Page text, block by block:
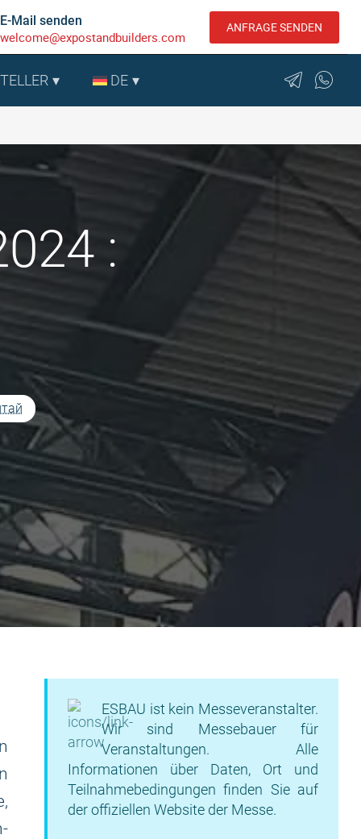
E-Mail senden
welcome@expostandbuilders.com
ANFRAGE SENDEN
DE
:
ESBAU ist kein Messeveranstalter.
Wir sind Messebauer für
Veranstaltungen. Alle
Informationen über Daten, Ort und
Teilnahmebedingungen finden Sie auf
der offiziellen Website der Messe.